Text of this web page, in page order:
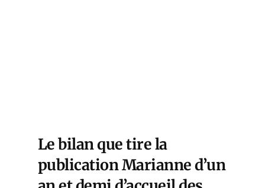
Le bilan que tire la
publication Marianne d’un